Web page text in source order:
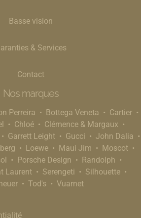
Basse vision
& Services
Contact
Nos marques
Perreira Bottega Veneta
Cartier
Chloé
Clémence & Margaux
Garrett Leight Gucci
John Dalia
Loewe Maui Jim
Moscot
Porsche Design
Randolph
Laurent Serengeti
Silhouette
Tod's Vuarnet